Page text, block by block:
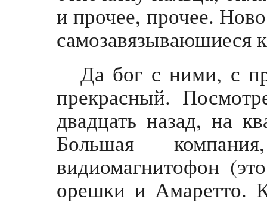
и прочее, прочее.
самозавязываюшиеся
Да бог с ними, с
прекрасный.
двадцать назад, на
Большая
видиомагнитофон
орешки и Амаретто.